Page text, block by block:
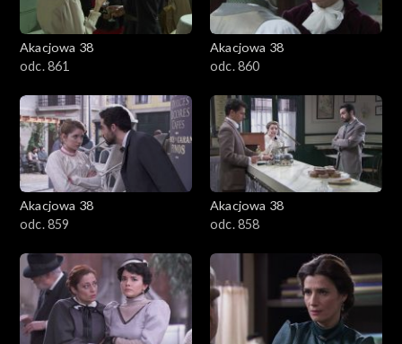
Akacjowa 38
odc. 861
Akacjowa 38
odc. 860
Akacjowa 38
odc. 859
Akacjowa 38
odc. 858